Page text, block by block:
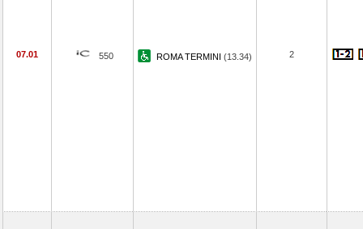
07.01 550 ROMA TERMINI (13.34) 2